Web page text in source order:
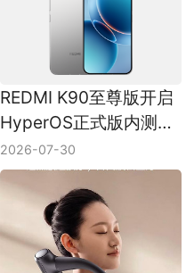
REDMI K90至尊版开启
HyperOS正式版内测招
募
2026-07-30